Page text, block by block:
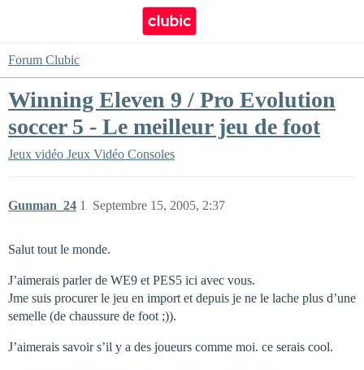
Forum Clubic
Winning Eleven 9 / Pro Evolution
soccer 5 - Le meilleur jeu de foot
Jeux vidéo Jeux Vidéo Consoles
Gunman_24 Septembre 15, 2005, 2:37
1
Salut tout le monde.
J’aimerais parler de WE9 et PES5 ici avec vous.
Jme suis procurer le jeu en import et depuis je ne le lache plus d’une
semelle (de chaussure de foot ;)).
J’aimerais savoir s’il y a des joueurs comme moi. ce serais cool.